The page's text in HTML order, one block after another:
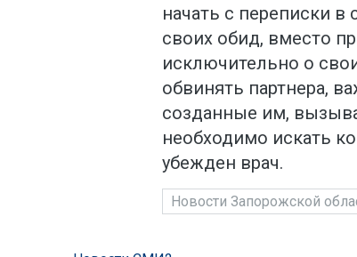
начать с переписки
своих обид, вместо
исключительно о
обвинять партнера,
созданные им,
необходимо искать
убежден врач.
Новости Запорожской